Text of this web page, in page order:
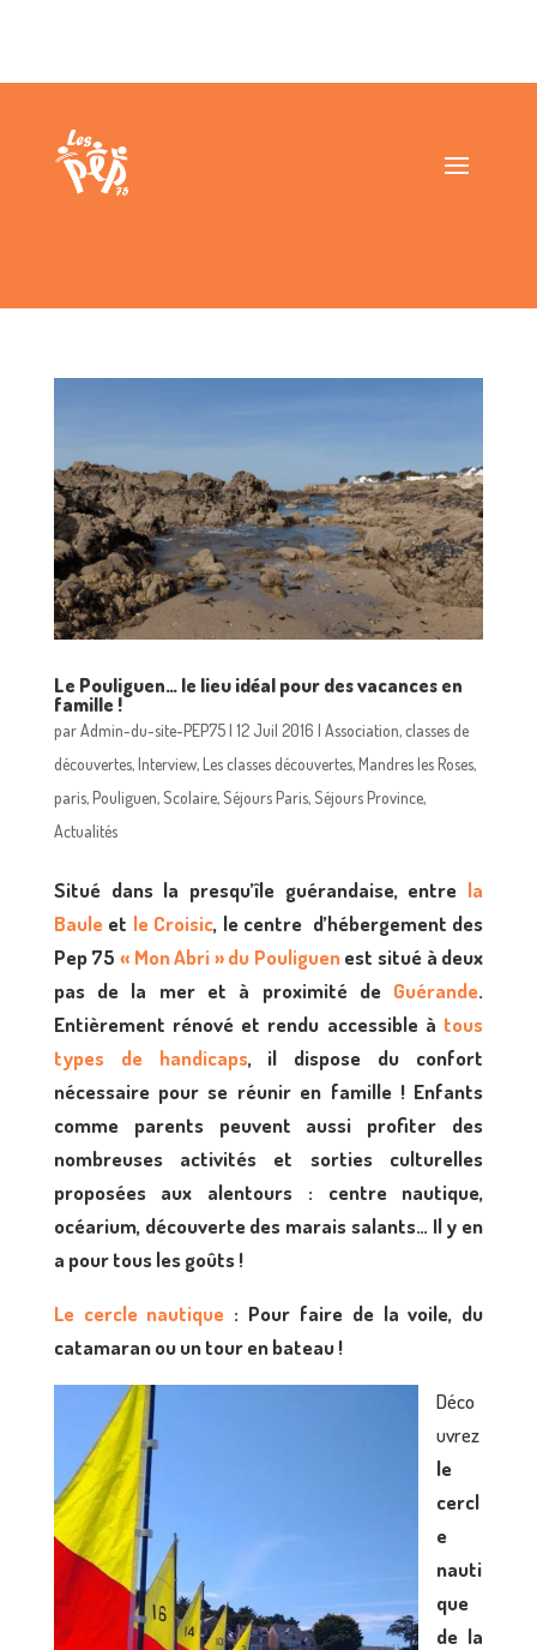
Le Pouliguen… le lieu idéal pour des vacances en
famille !
parAdmin-du-site-PEP75| 12 Juil 2016 | Association,classes de
découvertes,Interview,Les classes découvertes,Mandres les Roses,
paris,Pouliguen, Scolaire, Séjours Paris, Séjours Province,
Actualités
Situé dans la presqu’île guérandaise, entre la
Bauleet le Croisic, le centre d’hébergement des
Pep 75 « Mon Abri » du Pouliguenest situé à deux
pas de la mer et à proximité de Guérande.
Entièrement rénové et rendu accessible à tous
types de handicaps, il dispose du confort
nécessaire pour se réunir en famille ! Enfants
comme parents peuvent aussi profiter des
nombreuses activités et sorties culturelles
proposées aux alentours : centre nautique,
océarium, découverte des marais salants… Il y en
a pour tous les goûts !
Le cercle nautique : Pour faire de la voile, du
catamaran ou un tour en bateau !
Déco
uvrez
le
cercl
e
nauti
que
de la